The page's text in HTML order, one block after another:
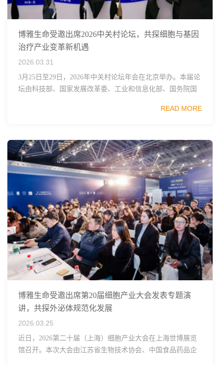
博雅生命受邀出席2026中关村论坛，共探细胞与基因
治疗产业变革新机遇
2026.03.31
3月25日至29日，2026年中关村论坛年会在北京举办。本届论
坛由科技部、国家发展改革委、工业和信息化部、国务院国
READ MORE
博雅生命受邀出席第20届细胞产业大会发表专题演
讲，共探外泌体规范化发展
2026.03.25
近日，2026第二十届（上海）细胞产业大会在上海世博展览
馆召开。本次大会由江苏省生物技术协会、中国食品药品企